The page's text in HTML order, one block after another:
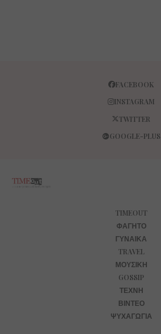
FACEBOOK
INSTAGRAM
TWITTER
GOOGLE-PLUS
TIMEOUT
ΦΑΓΗΤΌ
ΓΥΝΑΊΚΑ
TRAVEL
ΜΟΥΣΙΚΉ
GOSSIP
ΤΈΧΝΗ
ΒΊΝΤΕΟ
ΨΥΧΑΓΩΓΊΑ